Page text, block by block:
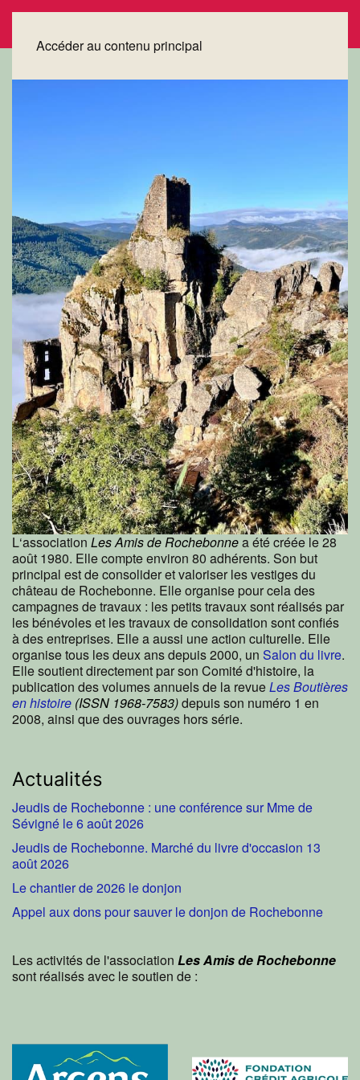
Accéder au contenu principal
L‘association Les Amis de Rochebonnea été créée le 28
août 1980. Elle compte environ 80 adhérents. Son but
principal est de consolider et valoriser les vestiges du
château de Rochebonne. Elle organise pour cela des
campagnes de travaux : les petits travaux sont réalisés par
les bénévoles et les travaux de consolidation sont confiés
à des entreprises. Elle a aussi une action culturelle. Elle
organise tous les deux ans depuis 2000, un Salon du livre.
Elle soutient directement par son Comité d'histoire, la
publication des volumes annuels de la revueLes Boutières
en histoire (ISSN 1968-7583)depuis son numéro 1 en
2008, ainsi que des ouvrages hors série.
Actualités
Jeudis de Rochebonne : une conférence sur Mme de
Sévigné le 6 août 2026
Jeudis de Rochebonne. Marché du livre d'occasion 13
août 2026
Le chantier de 2026 le donjon
Appel aux dons pour sauver le donjon de Rochebonne
Les activités de l'association Les Amis de Rochebonne
sont réalisés avec le soutien de :